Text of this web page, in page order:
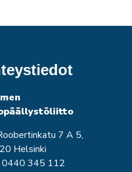
7 A 5,
Helsinki
0440 345 112